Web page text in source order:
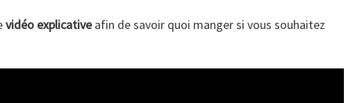
vidéo explicativeafin de savoir quoi manger si vous souhaitez